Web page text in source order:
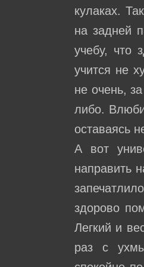
кулаках.
на задней
учебу, что
учится не
не очень,
либо.
оставаясь
А вот
направить
здорово
Легкий и
раз с